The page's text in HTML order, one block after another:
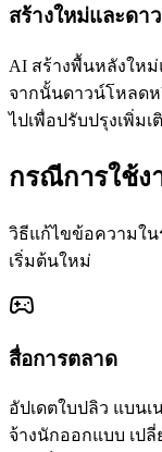
สร้างใหม่และด
AI สร้างพื้นหลังให
จากนั้นดาวน์โหลด
ไปเพื่อปรับปรุงเพิ่มเ
กรณีการใช้ง
วิธีแก้ไขข้อความใน
เริ่มต้นใหม่
สื่อการตลาด
อัปเดตใบปลิว แบนเ
จ้างนักออกแบบ เป